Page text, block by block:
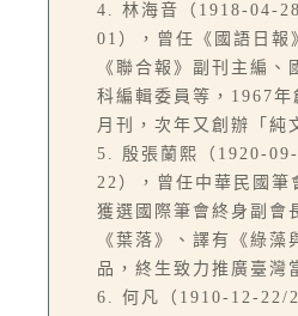
4. 林海音（1918-04-
01），曾任《國語日報
《聯合報》副刊主編、
科編輯委員等，1967年
月刊，次年又創辦「純
5. 殷張蘭熙（1920-
22），曾任中華民國筆
獲選國際筆會終身副會
《葉落》、譯有《綠藻
品，終生致力推廣臺灣
6. 何凡（1910-12-22/